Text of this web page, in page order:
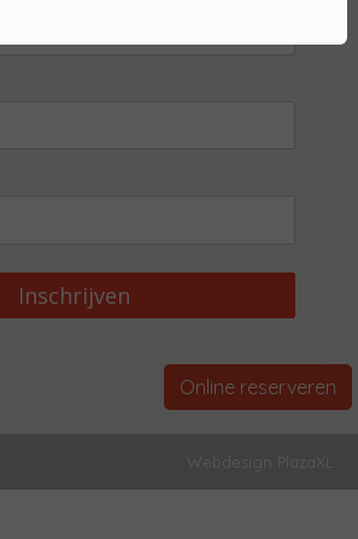
Inschrijven
Online reserveren
Webdesign PlazaXL